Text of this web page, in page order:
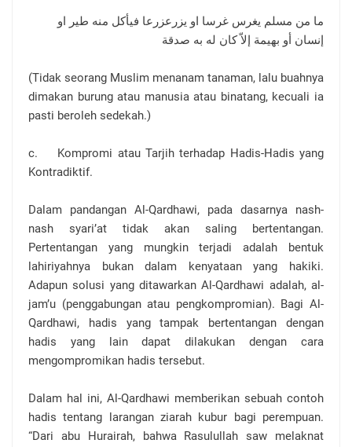
ما من مسلم يغرس غرسا او يزرعزرعا فيأكل منه طير او
إنسان أو بهيمة إلاّ كان له به صدقة
(Tidak seorang Muslim menanam tanaman, lalu buahnya
dimakan burung atau manusia atau binatang, kecuali ia
pasti beroleh sedekah.)
c. Kompromi atau Tarjih terhadap Hadis-Hadis yang
Kontradiktif.
Dalam pandangan Al-Qardhawi, pada dasarnya nash-
nash syari’at tidak akan saling bertentangan.
Pertentangan yang mungkin terjadi adalah bentuk
lahiriyahnya bukan dalam kenyataan yang hakiki.
Adapun solusi yang ditawarkan Al-Qardhawi adalah, al-
jam’u (penggabungan atau pengkompromian). Bagi Al-
Qardhawi, hadis yang tampak bertentangan dengan
hadis yang lain dapat dilakukan dengan cara
mengompromikan hadis tersebut.
Dalam hal ini, Al-Qardhawi memberikan sebuah contoh
hadis tentang larangan ziarah kubur bagi perempuan.
“Dari abu Hurairah, bahwa Rasulullah saw melaknat